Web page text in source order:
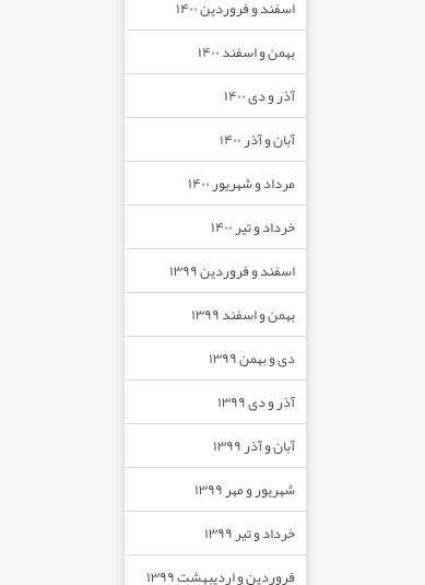
اسفند و فروردین ۱۴۰۰
بهمن و اسفند ۱۴۰۰
آذر و دی ۱۴۰۰
آبان و آذر ۱۴۰۰
مرداد و شهریور ۱۴۰۰
خرداد و تیر ۱۴۰۰
اسفند و فروردین ۱۳۹۹
بهمن و اسفند ۱۳۹۹
دی و بهمن ۱۳۹۹
آذر و دی ۱۳۹۹
آبان و آذر ۱۳۹۹
شهریور و مهر ۱۳۹۹
خرداد و تیر ۱۳۹۹
فروردین و اردیبهشت ۱۳۹۹